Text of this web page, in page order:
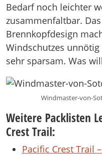
Bedarf noch leichter
zusammenfaltbar.
Brennkopfdesign
Windschutzes
sehr sparsam. Was
Windmaster-von-
Weitere Packlisten
Crest Trail:
Pacific Crest Trail